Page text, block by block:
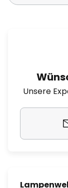
Unsere